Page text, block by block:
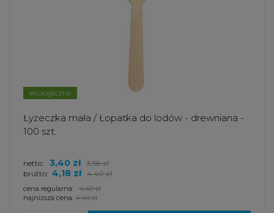
ekologiczne
Łyżeczka mała / Łopatka do lodów - drewniana -
100 szt.
brutto: 4,18 zł 4,40 zł
cena regularna:
4,40 zł
najniższa cena: 4,40 zł
netto: 3,40 zł 3,58 zł